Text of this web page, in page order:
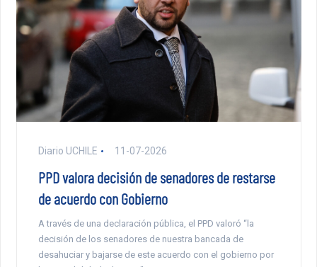
Diario UCHILE 11-07-2026
PPD valora decisión de senadores de restarse
de acuerdo con Gobierno
A través de una declaración pública, el PPD valoró “la
decisión de los senadores de nuestra bancada de
desahuciar y bajarse de este acuerdo con el gobierno por